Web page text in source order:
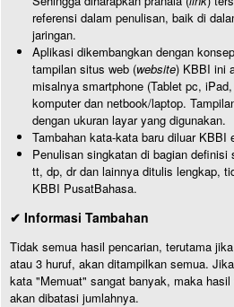
referensi dalam penulisan, baik di
jaringan.
Aplikasi dikembangkan dengan konsep
tampilan situs web (website) KBBI ini
misalnya smartphone (Tablet pc,
komputer dan netbook/laptop.
dengan ukuran layar yang digunakan.
Tambahan kata-kata baru diluar KBBI
Penulisan singkatan di bagian
tt, dp, dr dan lainnya ditulis lengkap,
KBBI PusatBahasa.
✔ Informasi Tambahan
Tidak semua hasil pencarian, terutama
atau 3 huruf, akan ditampilkan semua.
kata "Memuat" sangat banyak, maka
akan dibatasi jumlahnya.